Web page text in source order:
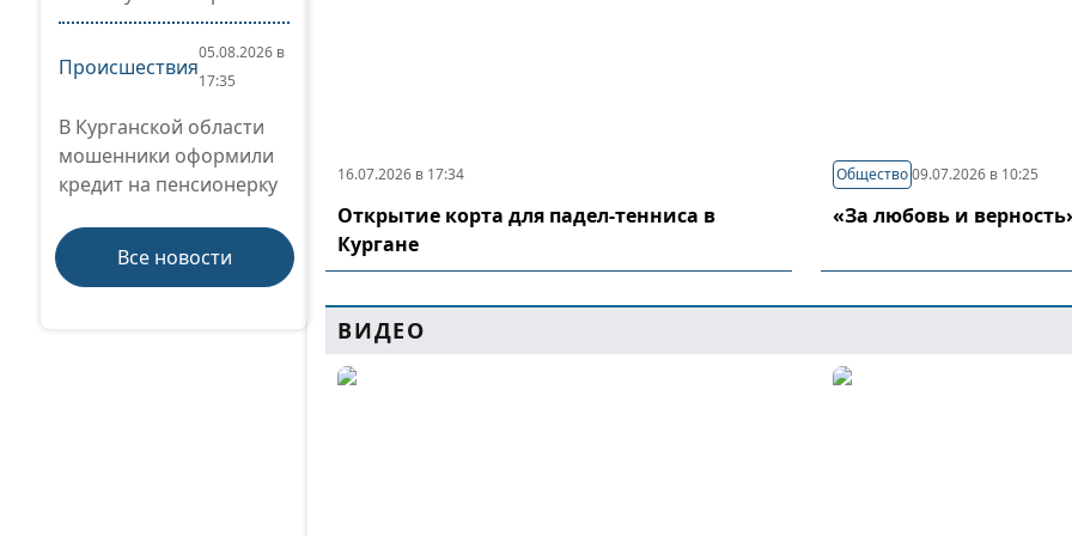
Происшествия
05.08.2026 в
17:35
В Курганской области
мошенники оформили
кредит на пенсионерку
Все новости
16.07.2026 в 17:34
Открытие корта для падел-тенниса в
Кургане
Общество 09.07.2026 в 10:25
«За любовь и
ВИДЕО